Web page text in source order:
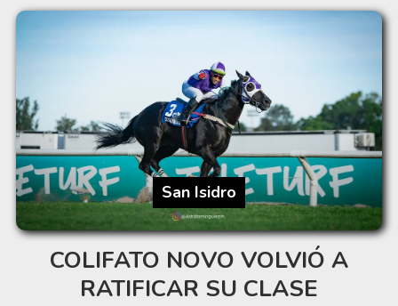
COLIFATO NOVO VOLVIÓ A
RATIFICAR SU CLASE
San Isidro